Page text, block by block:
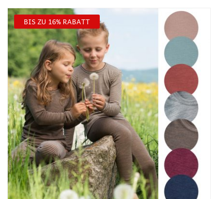
BIS ZU 16% RABATT